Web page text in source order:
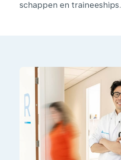
schappen en traineeships.